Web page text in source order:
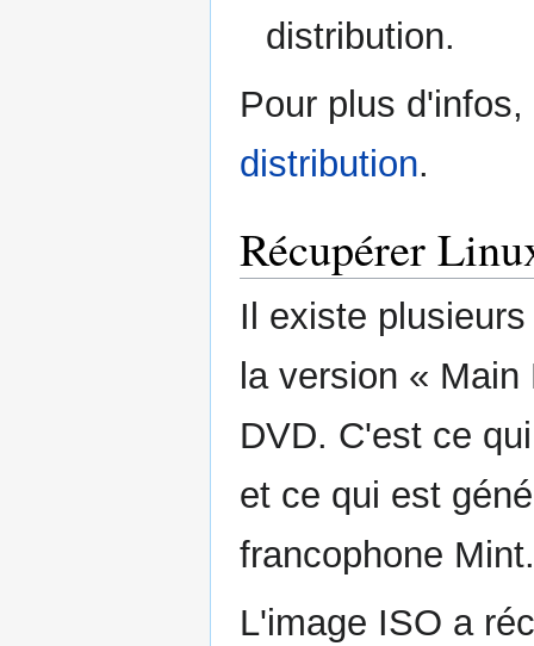
distribution.
Pour plus
distribution.
Récupérer
Il existe
la version «
DVD. C'est ce
et ce qui est
francophone Mint.
L'image ISO a